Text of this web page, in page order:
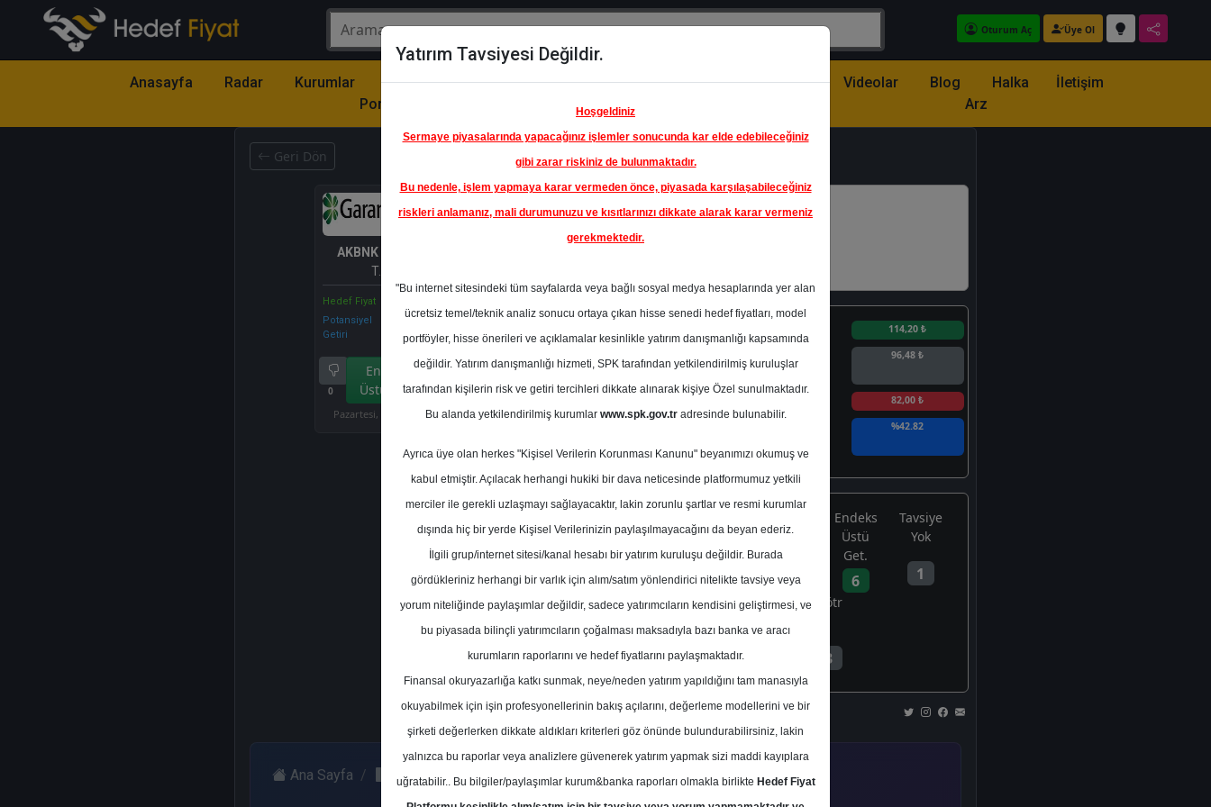
Oturum Aç Üye Ol
Anasayfa Radar Kurumlar
Model
Portföy
Hisse
Öne
Çıkanlar
Raporlar Partnerlerimiz Videolar Blog
Halka
Arz
İletişim
Geri Dön
AKBNK
T.A.Ş.
Hedef Fiyat
Potansiyel
Getiri
%0.00
0
Endeks
Üstü Get.
0
Pazartesi, 04 Eylül 2023
En Yüksek Tahmin 114,20 ₺
Ortalama Fiyat
Tahmini
96,48 ₺
82,00 ₺
Potansiyeli
%42.82
Kurum Sayısı
22
10 2
Endeks
Üstü
Get.
6
Tavsiye
Yok
1
Nötr
3
Pazartesi, 04 Eylül 2023
Ana Sayfa Garanti BBVA AKBNK Hedef Fiyat
Yatırım Tavsiyesi Değildir.
Hoşgeldiniz
Sermaye piyasalarında yapacağınız işlemler sonucunda kar elde edebileceğiniz
gibi zarar riskiniz de bulunmaktadır.
Bu nedenle, işlem yapmaya karar vermeden önce, piyasada karşılaşabileceğiniz
riskleri anlamanız, mali durumunuzu ve kısıtlarınızı dikkate alarak karar vermeniz
gerekmektedir.
"Bu internet sitesindeki tüm sayfalarda veya bağlı sosyal medya hesaplarında yer alan
ücretsiz temel/teknik analiz sonucu ortaya çıkan hisse senedi hedef fiyatları, model
portföyler, hisse önerileri ve açıklamalar kesinlikle yatırım danışmanlığı kapsamında
değildir. Yatırım danışmanlığı hizmeti, SPK tarafından yetkilendirilmiş kuruluşlar
tarafından kişilerin risk ve getiri tercihleri dikkate alınarak kişiye Özel sunulmaktadır.
Bu alanda yetkilendirilmiş kurumlar www.spk.gov.tradresinde bulunabilir.
Ayrıca üye olan herkes "Kişisel Verilerin Korunması Kanunu" beyanımızı okumuş ve
kabul etmiştir. Açılacak herhangi hukiki bir dava neticesinde platformumuz yetkili
merciler ile gerekli uzlaşmayı sağlayacaktır, lakin zorunlu şartlar ve resmi kurumlar
dışında hiç bir yerde Kişisel Verilerinizin paylaşılmayacağını da beyan ederiz.
İlgili grup/internet sitesi/kanal hesabı bir yatırım kuruluşu değildir. Burada
gördükleriniz herhangi bir varlık için alım/satım yönlendirici nitelikte tavsiye veya
yorum niteliğinde paylaşımlar değildir, sadece yatırımcıların kendisini geliştirmesi, ve
bu piyasada bilinçli yatırımcıların çoğalması maksadıyla bazı banka ve aracı
kurumların raporlarını ve hedef fiyatlarını paylaşmaktadır.
Finansal okuryazarlığa katkı sunmak, neye/neden yatırım yapıldığını tam manasıyla
okuyabilmek için işin profesyonellerinin bakış açılarını, değerleme modellerini ve bir
şirketi değerlerken dikkate aldıkları kriterleri göz önünde bulundurabilirsiniz, lakin
yalnızca bu raporlar veya analizlere güvenerek yatırım yapmak sizi maddi kayıplara
uğratabilir.. Bu bilgiler/paylaşımlar kurum&banka raporları olmakla birlikte Hedef Fiyat